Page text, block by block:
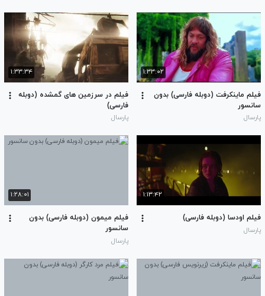
۱:۳۳:۰۲
فیلم ماینکرفت (دوبله فارسی) بدون
سانسور
پارسال
۱:۳۳:۳۴
فیلم در سرزمین های گمشده (دوبله
فارسی)
پارسال
۱:۱۳:۴۲
فیلم اودسا (دوبله فارسی)
پارسال
۱:۲۸:۰۱
فیلم میمون (دوبله فارسی) بدون
سانسور
پارسال